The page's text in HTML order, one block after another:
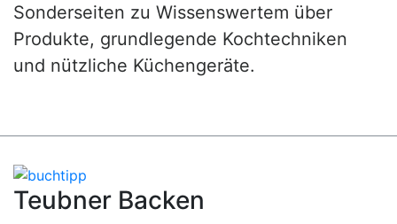
Sonderseiten zu Wissenswertem über
Produkte, grundlegende Kochtechniken
und nützliche Küchengeräte.
Teubner Backen